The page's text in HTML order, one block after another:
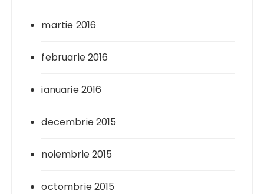
martie 2016
februarie 2016
ianuarie 2016
decembrie 2015
noiembrie 2015
octombrie 2015